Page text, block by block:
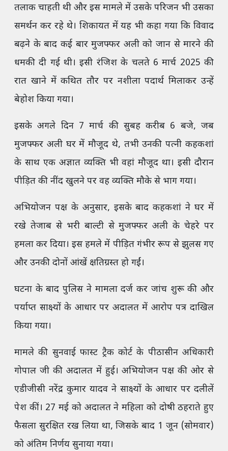
तलाक चाहती थी और इस मामले में उसके परिजन भी उसका
समर्थन कर रहे थे। शिकायत में यह भी कहा गया कि विवाद
बढ़ने के बाद कई बार मुजफ्फर अली को जान से मारने की
धमकी दी गई थी। इसी रंजिश के चलते 6 मार्च 2025 की
रात खाने में कथित तौर पर नशीला पदार्थ मिलाकर उन्हें
बेहोश किया गया।
इसके अगले दिन 7 मार्च की सुबह करीब 6 बजे, जब
मुजफ्फर अली घर में मौजूद थे, तभी उनकी पत्नी कहकशां
के साथ एक अज्ञात व्यक्ति भी वहां मौजूद था। इसी दौरान
पीड़ित की नींद खुलने पर वह व्यक्ति मौके से भाग गया।
अभियोजन पक्ष के अनुसार, इसके बाद कहकशां ने घर में
रखे तेजाब से भरी बाल्टी से मुजफ्फर अली के चेहरे पर
हमला कर दिया। इस हमले में पीड़ित गंभीर रूप से झुलस गए
और उनकी दोनों आंखें क्षतिग्रस्त हो गईं।
घटना के बाद पुलिस ने मामला दर्ज कर जांच शुरू की और
पर्याप्त साक्ष्यों के आधार पर अदालत में आरोप पत्र दाखिल
किया गया।
मामले की सुनवाई फास्ट ट्रैक कोर्ट के पीठासीन अधिकारी
गोपाल जी की अदालत में हुई। अभियोजन पक्ष की ओर से
एडीजीसी नरेंद्र कुमार यादव ने साक्ष्यों के आधार पर दलीलें
पेश कीं। 27 मई को अदालत ने महिला को दोषी ठहराते हुए
फैसला सुरक्षित रख लिया था, जिसके बाद 1 जून (सोमवार)
को अंतिम निर्णय सुनाया गया।